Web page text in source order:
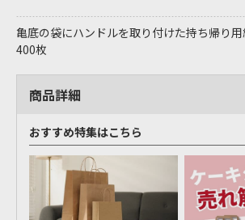
亀底の袋にハンドルを取り付けた持ち帰り
400枚
商品詳細
おすすめ特集はこちら